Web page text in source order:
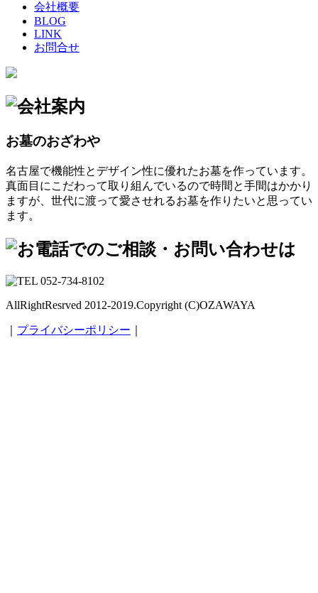
会社概要
BLOG
LINK
お問合せ
お墓のおざわや
名古屋で機能性とデザイン性に優れたお墓を作っています。
真面目にこだわって取り組んでいるので時間と手間はかかり
ますが、世代に渡って愛させれるお墓を作りたいと思ってい
ます。
AllRightResrved 2012-2019.Copyright (C)OZAWAYA
プライバシーポリシー